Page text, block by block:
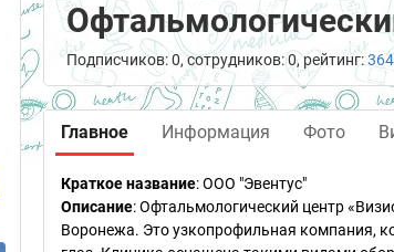
Подписчиков: 0, сотрудников: 0, рейтинг:364
Главное Информация Фото
Краткое название:ООО "Эвентус"
Описание: Офтальмологический центр
Воронежа. Это узкопрофильная компания,